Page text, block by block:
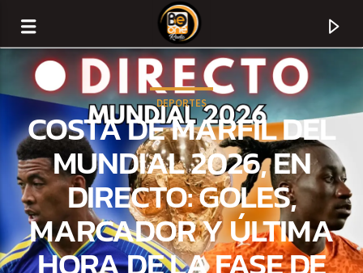
DEPORTES
COSTA DE MARFIL DEL
MUNDIAL 2026, EN
DIRECTO: GOLES,
MARCADOR Y ÚLTIMA